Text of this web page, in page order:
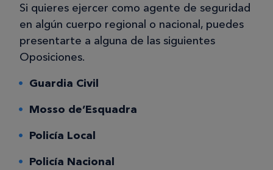
Si quieres ejercer como agente de seguridad
en algún cuerpo regional o nacional, puedes
presentarte a alguna de las siguientes
Oposiciones.
Guardia Civil
Mosso de’Esquadra
Policía Local
Policía Nacional